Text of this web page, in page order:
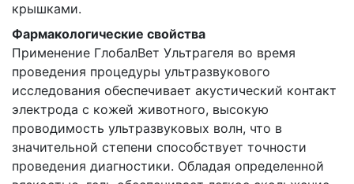
крышками.
Фармакологические свойства
Применение ГлобалВет Ультрагеля во время
проведения процедуры ультразвукового
исследования обеспечивает акустический контакт
электрода с кожей животного, высокую
проводимость ультразвуковых волн, что в
значительной степени способствует точности
проведения диагностики. Обладая определенной